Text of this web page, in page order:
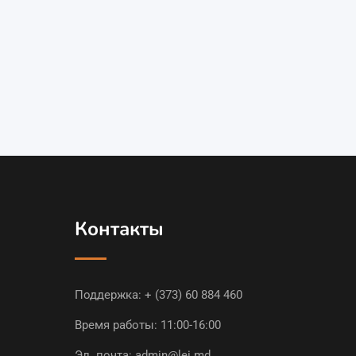
Контакты
Поддержка: + (373) 60 884 460
Время работы: 11:00-16:00